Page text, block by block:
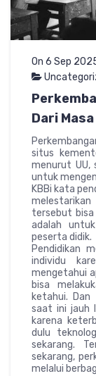
On 6 Sep
Dari
situs
menurut UU,
untuk
KBBi kata
tersebut bisa
adalah
peserta didik.
Pendidikan
individu
mengetahui
bisa
ketahui. Dan
saat ini jauh
karena
dulu
sekarang.
sekarang,
melalui